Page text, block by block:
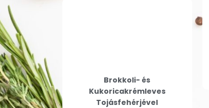
Brokkoli- és
Kukoricakrémleves
Tojásfehérjével